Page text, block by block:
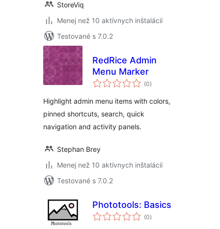
StoreViq
Menej než 10 aktívnych inštalácií
Testované s 7.0.2
RedRice Admin
Menu Marker
(0celkové
hodnotenie
)
Highlight admin menu items with colors,
pinned shortcuts, search, quick
navigation and activity panels.
Stephan Brey
Menej než 10 aktívnych inštalácií
Testované s 7.0.2
Phototools: Basics
(0celkové
hodnotenie
)